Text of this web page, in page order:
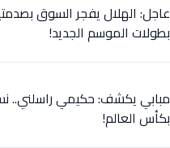
عاجل: الهلال يفجر السوق
بطولات الموسم الجديد!
مبابي يكشف: حكيمي راسلني..
بكأس العالم!